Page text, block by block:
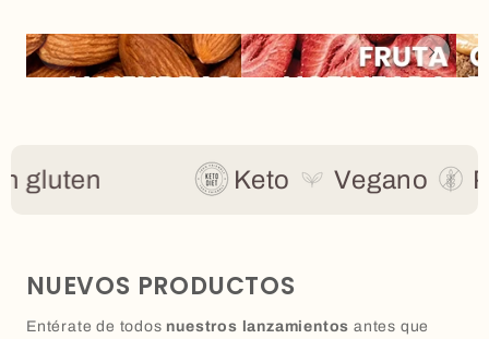
Keto Vegano
NUEVOS PRODUCTOS
Entérate de todos nuestros lanzamientos antes que